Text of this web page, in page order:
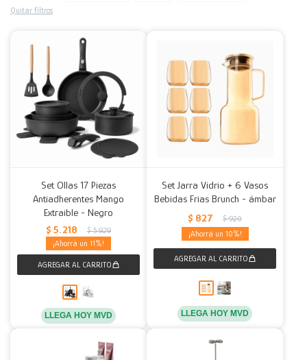
Quitar filtros
Set Ollas 17 Piezas
Antiadherentes Mango
Extraible - Negro
$ 5.218 $ 5.929
11
LLEGA HOY MVD
Set Jarra Vidrio + 6 Vasos
Bebidas Frias Brunch - ámbar
$ 827 $ 920
10
LLEGA HOY MVD
Accesorios para el hogar
Herramientas
Muebles Infantiles